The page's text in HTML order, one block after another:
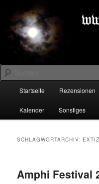
primären
Inhalt
springen
sekundären
Inhalt
springenDARK-
Suchen
Startseite Rezensionen
Kalender Sonstiges
SCHLAGWORTARCHIV:
Amphi Festival